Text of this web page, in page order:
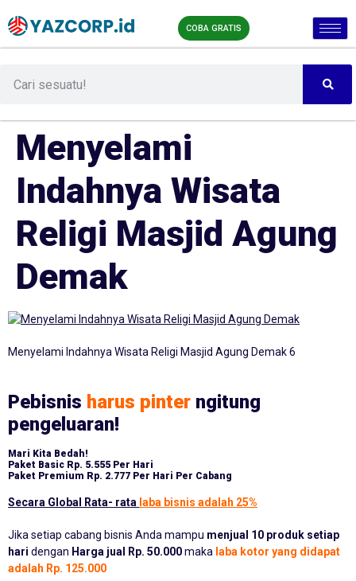
COBA GRATIS
Menyelami
Indahnya Wisata
Religi Masjid Agung
Demak
Menyelami Indahnya Wisata Religi Masjid Agung Demak 6
Pebisnis harus pinter ngitung
pengeluaran!
Mari Kita Bedah!
Paket Basic Rp. 5.555 Per Hari
Paket Premium Rp. 2.777 Per Hari Per Cabang
Secara Global Rata- rata laba bisnis adalah 25%
Jika setiap cabang bisnis Anda mampu menjual 10 produk setiap
hari dengan Harga jual Rp. 50.000maka laba kotor yang didapat
adalah Rp. 125.000